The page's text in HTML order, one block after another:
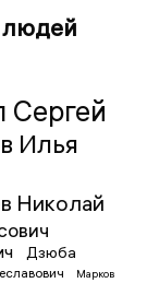
людей
Сергей
Илья
Николай
Дзюба
Марков